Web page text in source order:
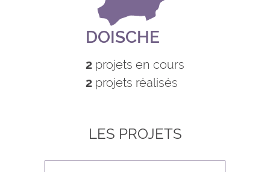
DOISCHE
2 projets en cours
2 projets réalisés
LES PROJETS